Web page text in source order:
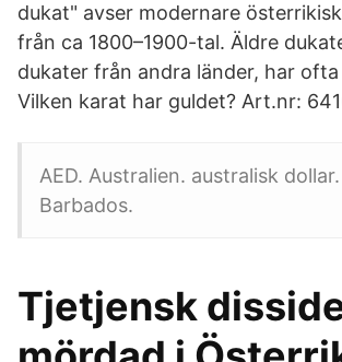
dukat" avser modernare
från ca 1800–1900-tal. Äldre
dukater från andra länder, har
Vilken karat har guldet? Art.nr:
AED. Australien. australisk dollar.
Barbados.
Tjetjensk